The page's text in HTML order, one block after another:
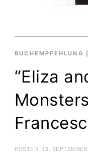
BUCHEMPFEHLUNG
“Eliza
POSTED: 13.